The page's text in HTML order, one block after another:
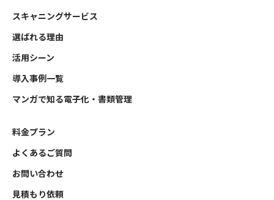
スキャニングサービス
選ばれる理由
活用シーン
導入事例一覧
マンガで知る電子化・書類管理
料金プラン
よくあるご質問
お問い合わせ
見積もり依頼